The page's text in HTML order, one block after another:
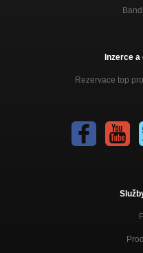
Inzerce
Rezervace top